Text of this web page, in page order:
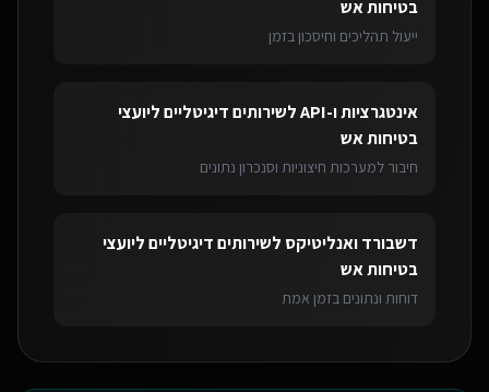
בטיחות אש
ייעול תהליכים וחיסכון בזמן
אינטגרציות ו-API לשירותים דיגיטליים ליועצי
בטיחות אש
חיבור למערכות חיצוניות וסנכרון נתונים
דשבורד ואנליטיקס לשירותים דיגיטליים ליועצי
בטיחות אש
דוחות ונתונים בזמן אמת